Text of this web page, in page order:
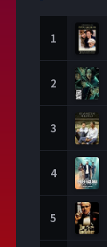
1
2
3
4
5